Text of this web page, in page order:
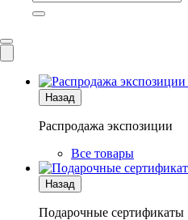
Назад
Распродажа экспозиции
Все товары
Назад
Подарочные сертификаты